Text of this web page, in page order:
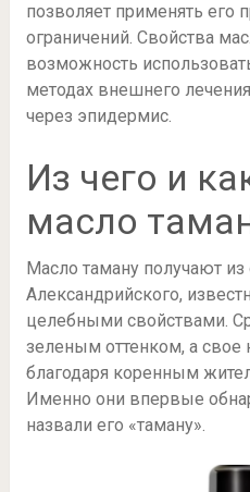
позволяет применять его
ограничений. Свойства
возможность
методах внешнего
через эпидермис.
Из чего и
масло
Масло таману получают из
Александрийского,
целебными свойствами.
зеленым оттенком, а свое
благодаря коренным
Именно они впервые
назвали его «таману».